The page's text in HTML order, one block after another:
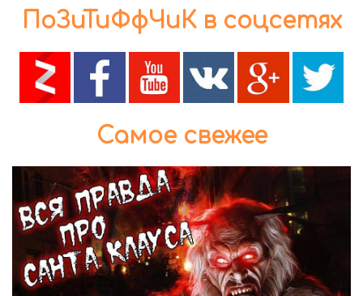
ПоЗиТиФфЧиК в соцсетях
Самое свежее